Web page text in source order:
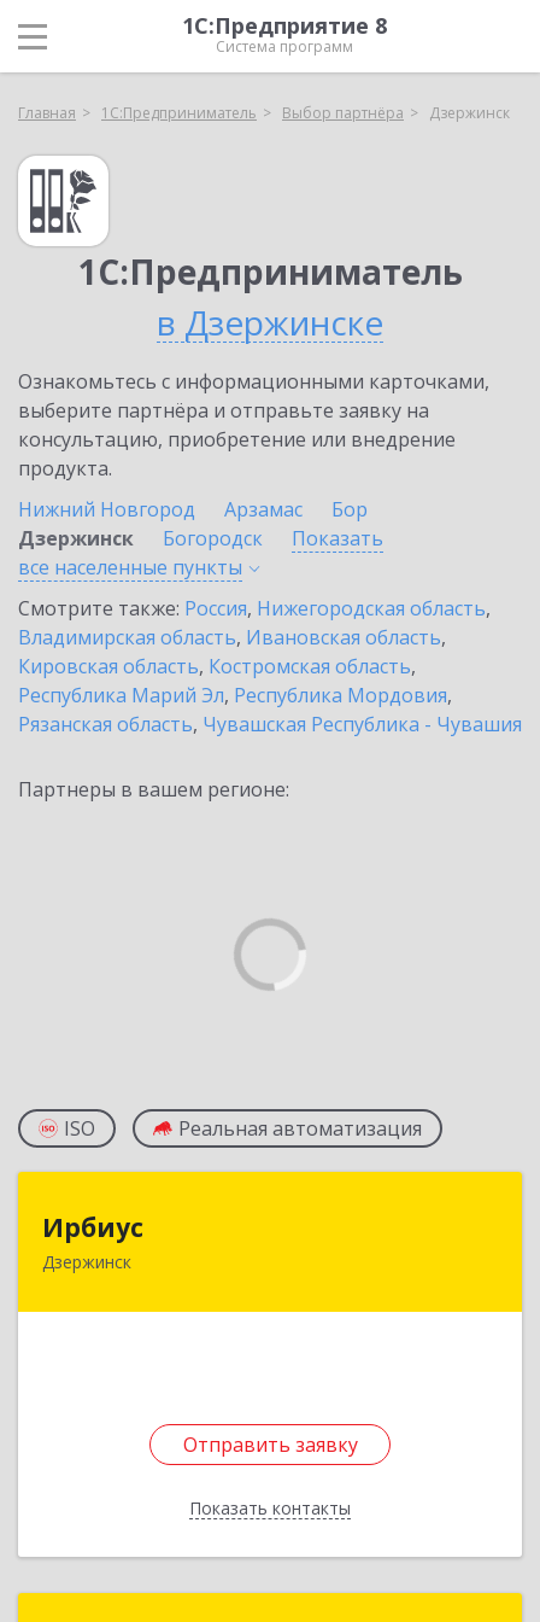
1С:Предприятие 8
Система программ
Главная 1С:Предприниматель Выбор партнёра Дзержинск
1С:Предприниматель
в Дзержинске
Ознакомьтесь с информационными карточками,
выберите партнёра и отправьте заявку на
консультацию, приобретение или внедрение
продукта.
Нижний Новгород
Арзамас
Бор
Дзержинск
Богородск
Показать
все населенные пункты
Смотрите также: Россия, Нижегородская область,
Владимирская область, Ивановская область,
Кировская область, Костромская область,
Республика Марий Эл, Республика Мордовия,
Рязанская область, Чувашская Республика - Чувашия
Партнеры в вашем регионе:
ISO Реальная автоматизация
Ирбиус
Дзержинск
Отправить заявку
Показать контакты
606016, Нижегородская обл, Дзержинск г,
Отправить заявку
Назад